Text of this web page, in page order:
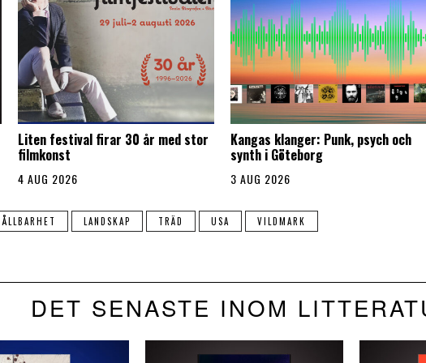
Liten festival firar 30 år med stor
filmkonst
4 AUG 2026
Kangas klanger: Punk, psych och
synth i Göteborg
3 AUG 2026
LANDSKAP TRÄD USA VILDMARK
DET SENASTE INOM